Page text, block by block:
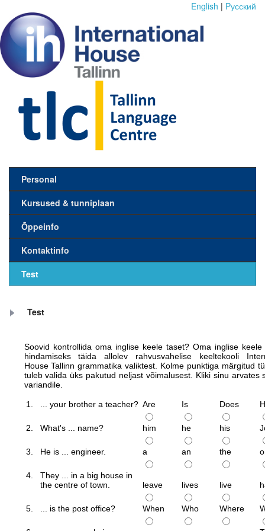
English | Pусский
Personal
Kursused & tunniplaan
Õppeinfo
Kontaktinfo
Test
Test